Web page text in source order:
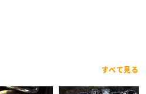
すべて見る